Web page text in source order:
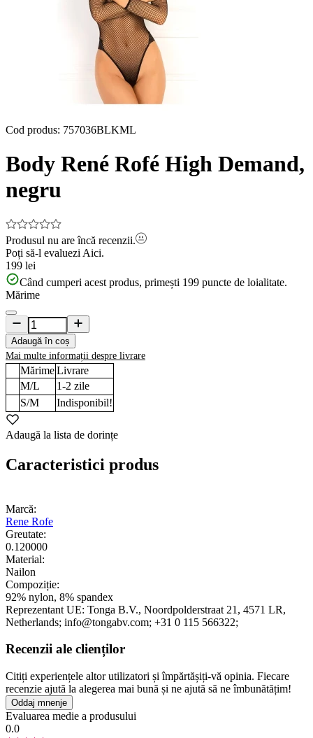
Cod produs: 757036BLKML
Body René Rofé High Demand,
negru
Produsul nu are încă recenzii.
Poți să-l evaluezi Aici.
199 lei
Când cumperi acest produs, primești 199 puncte de loialitate.
Mărime
Adaugă în coș
Mai multe informații despre livrare
MărimeLivrare
M/L
1-2 zile
S/M
Indisponibil!
Adaugă la lista de dorințe
Caracteristici produs
Marcă:
Rene Rofe
Greutate:
0.120000
Material:
Nailon
Compoziție:
92% nylon, 8% spandex
Reprezentant UE: Tonga B.V., Noordpolderstraat 21 , 4571 LR,
Netherlands; info@tongabv.com; +31 0 115 566322;
Recenzii ale clienților
Citiți experiențele altor utilizatori și împărtășiți-vă opinia. Fiecare
recenzie ajută la alegerea mai bună și ne ajută să ne îmbunătățim!
Oddaj mnenje
Evaluarea medie a produsului
0.0